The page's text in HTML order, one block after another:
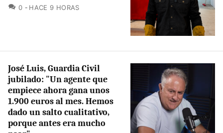
0 COMENTARIOS
HACE 9 HORAS
José Luis, Guardia Civil
jubilado: "Un agente que
empiece ahora gana unos
1.900 euros al mes. Hemos
dado un salto cualitativo,
porque antes era mucho